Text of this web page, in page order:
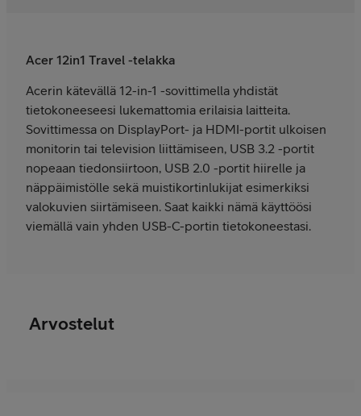
Acer 12in1 Travel -telakka
Acerin kätevällä 12-in-1 -sovittimella yhdistät
tietokoneeseesi lukemattomia erilaisia laitteita.
Sovittimessa on DisplayPort- ja HDMI-portit ulkoisen
monitorin tai television liittämiseen, USB 3.2 -portit
nopeaan tiedonsiirtoon, USB 2.0 -portit hiirelle ja
näppäimistölle sekä muistikortinlukijat esimerkiksi
valokuvien siirtämiseen. Saat kaikki nämä käyttöösi
viemällä vain yhden USB-C-portin tietokoneestasi.
Arvostelut